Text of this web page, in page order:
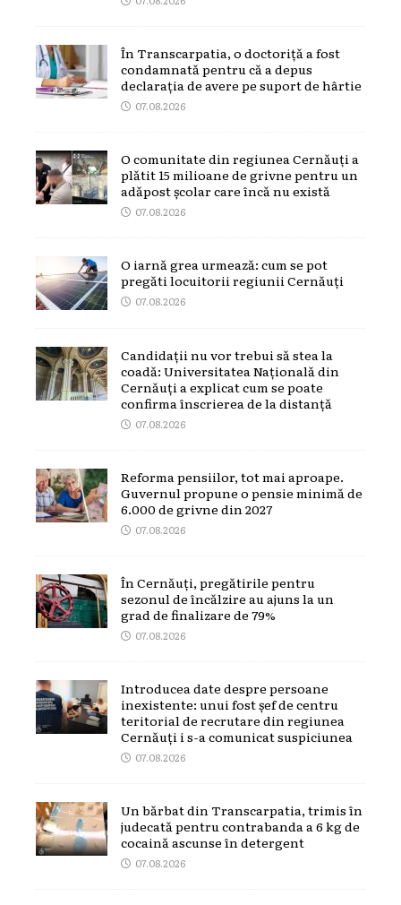
În Transcarpatia, o doctoriță a fost
condamnată pentru că a depus
declarația de avere pe suport de hârtie
07.08.2026
O comunitate din regiunea Cernăuți a
plătit 15 milioane de grivne pentru un
adăpost școlar care încă nu există
07.08.2026
O iarnă grea urmează: cum se pot
pregăti locuitorii regiunii Cernăuți
07.08.2026
Candidații nu vor trebui să stea la
coadă: Universitatea Națională din
Cernăuți a explicat cum se poate
confirma înscrierea de la distanță
07.08.2026
Reforma pensiilor, tot mai aproape.
Guvernul propune o pensie minimă de
6.000 de grivne din 2027
07.08.2026
În Cernăuți, pregătirile pentru
sezonul de încălzire au ajuns la un
grad de finalizare de 79%
07.08.2026
Introducea date despre persoane
inexistente: unui fost șef de centru
teritorial de recrutare din regiunea
Cernăuți i s-a comunicat suspiciunea
07.08.2026
Un bărbat din Transcarpatia, trimis în
judecată pentru contrabanda a 6 kg de
cocaină ascunse în detergent
07.08.2026